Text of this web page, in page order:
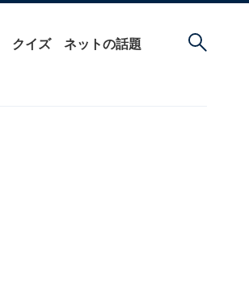
クイズ ネットの話題